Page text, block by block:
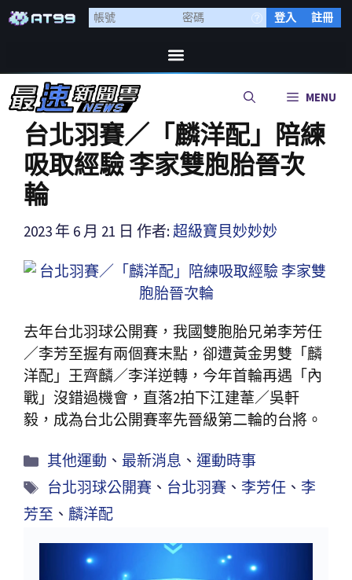
登入 註冊
MENU
台北羽賽／「麟洋配」陪練
吸取經驗 李家雙胞胎晉次
輪
2023 年 6 月 21 日 作者: 超級寶貝妙妙妙
去年台北羽球公開賽，我國雙胞胎兄弟李芳任
／李芳至握有兩個賽末點，卻遭黃金男雙「麟
洋配」王齊麟／李洋逆轉，今年首輪再遇「內
戰」沒錯過機會，直落2拍下江建葦／吳軒
毅，成為台北公開賽率先晉級第二輪的台將。
其他運動 、最新消息 、運動時事
台北羽球公開賽 、 台北羽賽 、 李芳任 、 李
芳至 、 麟洋配